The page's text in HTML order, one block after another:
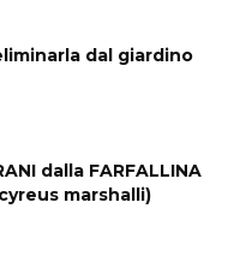
dal giardino
dalla FARFALLINA
marshalli)